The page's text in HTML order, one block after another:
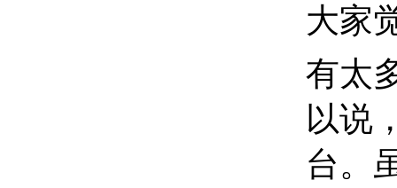
大家
有太
以说
台。